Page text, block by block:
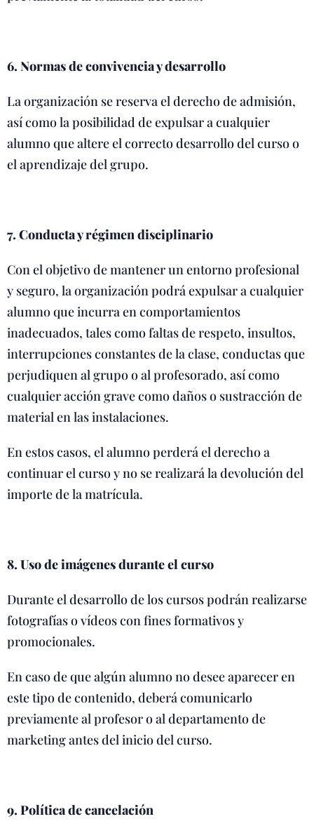
6. Normas de convivencia y desarrollo
La organización se reserva el derecho de admisión,
así como la posibilidad de expulsar a cualquier
alumno que altere el correcto desarrollo del curso o
el aprendizaje del grupo.
7. Conducta y régimen disciplinario
Con el objetivo de mantener un entorno profesional
y seguro, la organización podrá expulsar a cualquier
alumno que incurra en comportamientos
inadecuados, tales como faltas de respeto, insultos,
interrupciones constantes de la clase, conductas que
perjudiquen al grupo o al profesorado, así como
cualquier acción grave como daños o sustracción de
material en las instalaciones.
En estos casos, el alumno perderá el derecho a
continuar el curso y no se realizará la devolución del
importe de la matrícula.
8. Uso de imágenes durante el curso
Durante el desarrollo de los cursos podrán realizarse
fotografías o vídeos con fines formativos y
promocionales.
En caso de que algún alumno no desee aparecer en
este tipo de contenido, deberá comunicarlo
previamente al profesor o al departamento de
marketing antes del inicio del curso.
9. Política de cancelación